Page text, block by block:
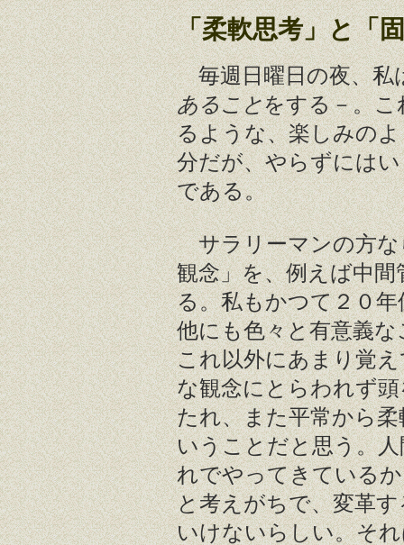
「柔軟思考」と「
毎週日曜日の夜、私
あることをする－。こ
るような、楽しみの
分だが、やらずには
である。
サラリーマンの方な
観念」を、例えば中
る。私もかつて２０
他にも色々と有意義
これ以外にあまり覚
な観念にとらわれず
たれ、また平常から
いうことだと思う。
れでやってきている
と考えがちで、変革
いけないらしい。そ